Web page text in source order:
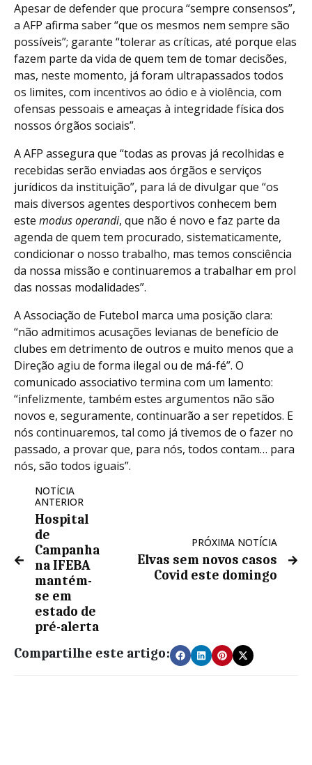
Apesar de defender que procura “sempre consensos”,
a AFP afirma saber “que os mesmos nem sempre são
possíveis”; garante “tolerar as críticas, até porque elas
fazem parte da vida de quem tem de tomar decisões,
mas, neste momento, já foram ultrapassados todos
os limites, com incentivos ao ódio e à violência, com
ofensas pessoais e ameaças à integridade física dos
nossos órgãos sociais”.
A AFP assegura que “todas as provas já recolhidas e
recebidas serão enviadas aos órgãos e serviços
jurídicos da instituição”, para lá de divulgar que “os
mais diversos agentes desportivos conhecem bem
este modus operandi, que não é novo e faz parte da
agenda de quem tem procurado, sistematicamente,
condicionar o nosso trabalho, mas temos consciência
da nossa missão e continuaremos a trabalhar em prol
das nossas modalidades”.
A Associação de Futebol marca uma posição clara:
“não admitimos acusações levianas de benefício de
clubes em detrimento de outros e muito menos que a
Direção agiu de forma ilegal ou de má-fé”. O
comunicado associativo termina com um lamento:
“infelizmente, também estes argumentos não são
novos e, seguramente, continuarão a ser repetidos. E
nós continuaremos, tal como já tivemos de o fazer no
passado, a provar que, para nós, todos contam… para
nós, são todos iguais”.
NOTÍCIA
ANTERIOR
Hospital
de
Campanha
na IFEBA
mantém-
se em
estado de
pré-alerta
PRÓXIMA NOTÍCIA
Elvas sem novos casos
Covid este domingo
Compartilhe este artigo: